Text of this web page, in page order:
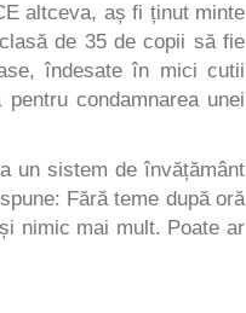
altceva, aș fi ținut minte
de 35 de copii să fie
îndesate în mici cutii
condamnarea unei
sistem de învățământ
Fără teme după oră
nimic mai mult. Poate ar